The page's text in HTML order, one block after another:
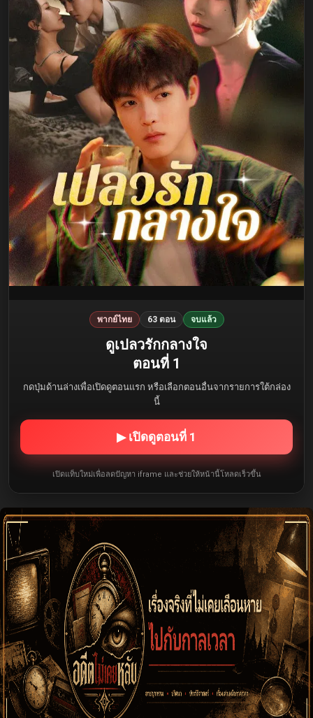
พากย์ไทย 63 ตอน จบแล้ว
ดูเปลวรักกลางใจ
ตอนที่ 1
กดปุ่มด้านล่างเพื่อเปิดดูตอนแรก หรือเลือกตอนอื่นจากรายการใต้กล่อง
นี้
▶ เปิดดูตอนที่ 1
เปิดแท็บใหม่เพื่อลดปัญหา iframe และช่วยให้หน้านี้โหลดเร็วขึ้น